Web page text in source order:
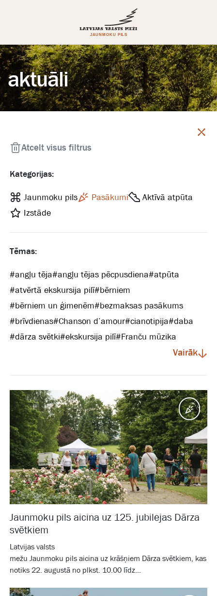
aktuāli
Kategorijas:
Jaunmoku pils Pasākumi
Aktīvā atpūta
Izstāde
Tēmas:
#angļu tēja#angļu tējas pēcpusdiena#atpūta
#atvērtā ekskursija pilī#bērniem
#bērniem un ģimenēm#bezmaksas pasākums
#brīvdienas#Chanson d’amour#cianotipija#daba
#dārza svētki#ekskursija pilī#Franču mūzika
Vairāk
Atcelt visus filtrus
Jaunmoku pils aicina uz 125. jubilejas Dārza
svētkiem
Latvijas valsts
mežu Jaunmoku pils aicina uz krāšņiem Dārza svētkiem, kas
notiks 22. augustā no plkst. 10.00 līdz...